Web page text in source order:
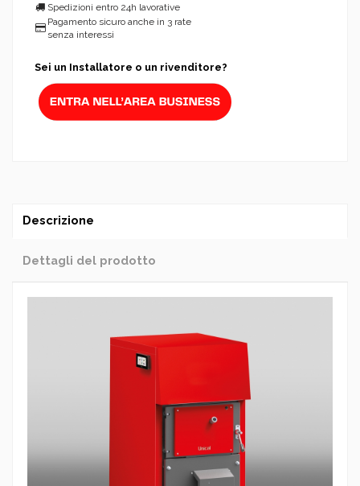
Spedizioni entro 24h lavorative
Pagamento sicuro anche in 3 rate
senza interessi
Sei un Installatore o un rivenditore?
Descrizione
Dettagli del prodotto